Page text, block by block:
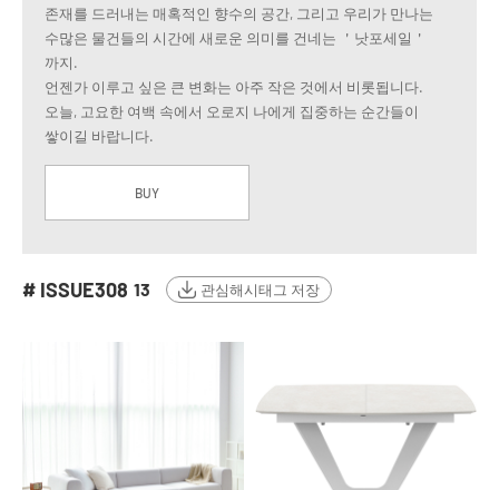
존재를 드러내는 매혹적인 향수의 공간, 그리고 우리가 만나는
수많은 물건들의 시간에 새로운 의미를 건네는 ＇낫포세일＇
까지.
언젠가 이루고 싶은 큰 변화는 아주 작은 것에서 비롯됩니다.
오늘, 고요한 여백 속에서 오로지 나에게 집중하는 순간들이
쌓이길 바랍니다.
BUY
# ISSUE308 13 관심해시태그 저장